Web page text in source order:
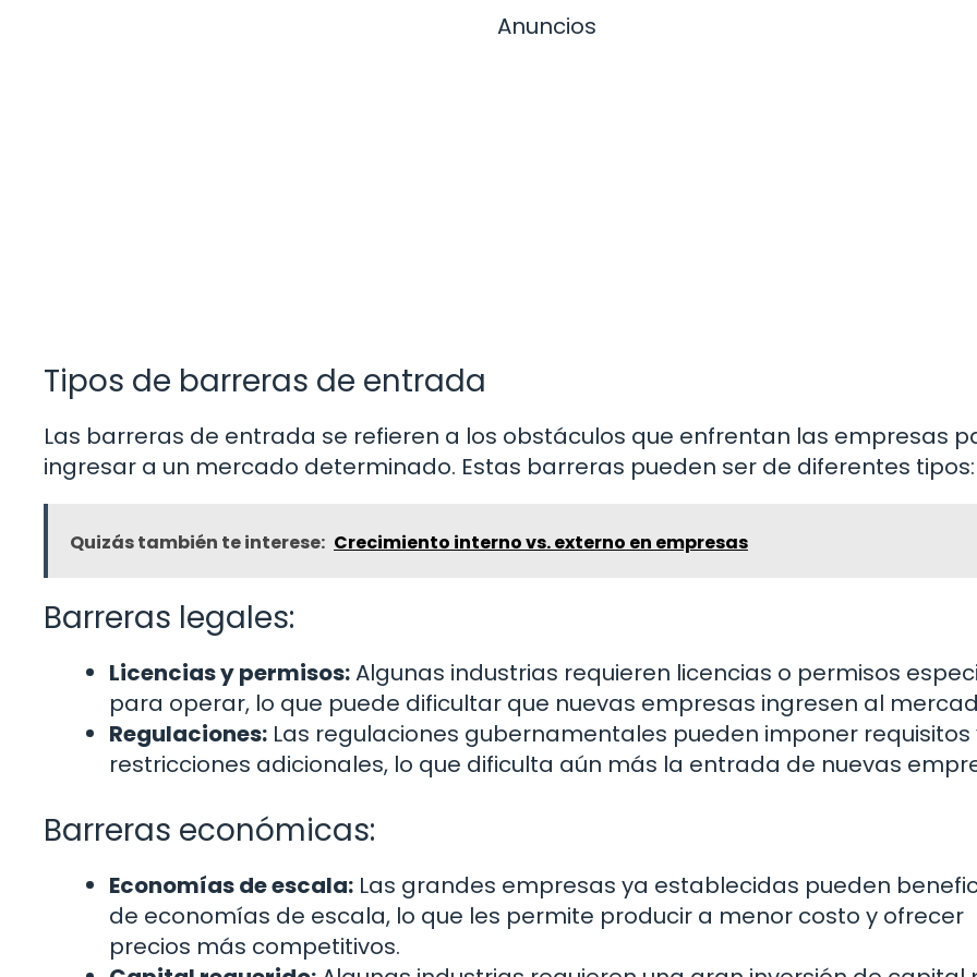
Anuncios
Tipos de barreras de entrada
Las barreras de entrada se refieren a los obstáculos que enfrentan las empresas
ingresar a un mercado determinado. Estas barreras pueden ser de diferentes tipos:
Quizás también te interese: Crecimiento interno vs. externo en empresas
Barreras legales:
Licencias y permisos:Algunas industrias requieren licencias o permisos
para operar, lo que puede dificultar que nuevas empresas ingresen al
Regulaciones: Las regulaciones gubernamentales pueden imponer requisitos
restricciones adicionales, lo que dificulta aún más la entrada de nuevas
Barreras económicas:
Economías de escala: Las grandes empresas ya establecidas pueden
de economías de escala, lo que les permite producir a menor costo y ofrecer
precios más competitivos.